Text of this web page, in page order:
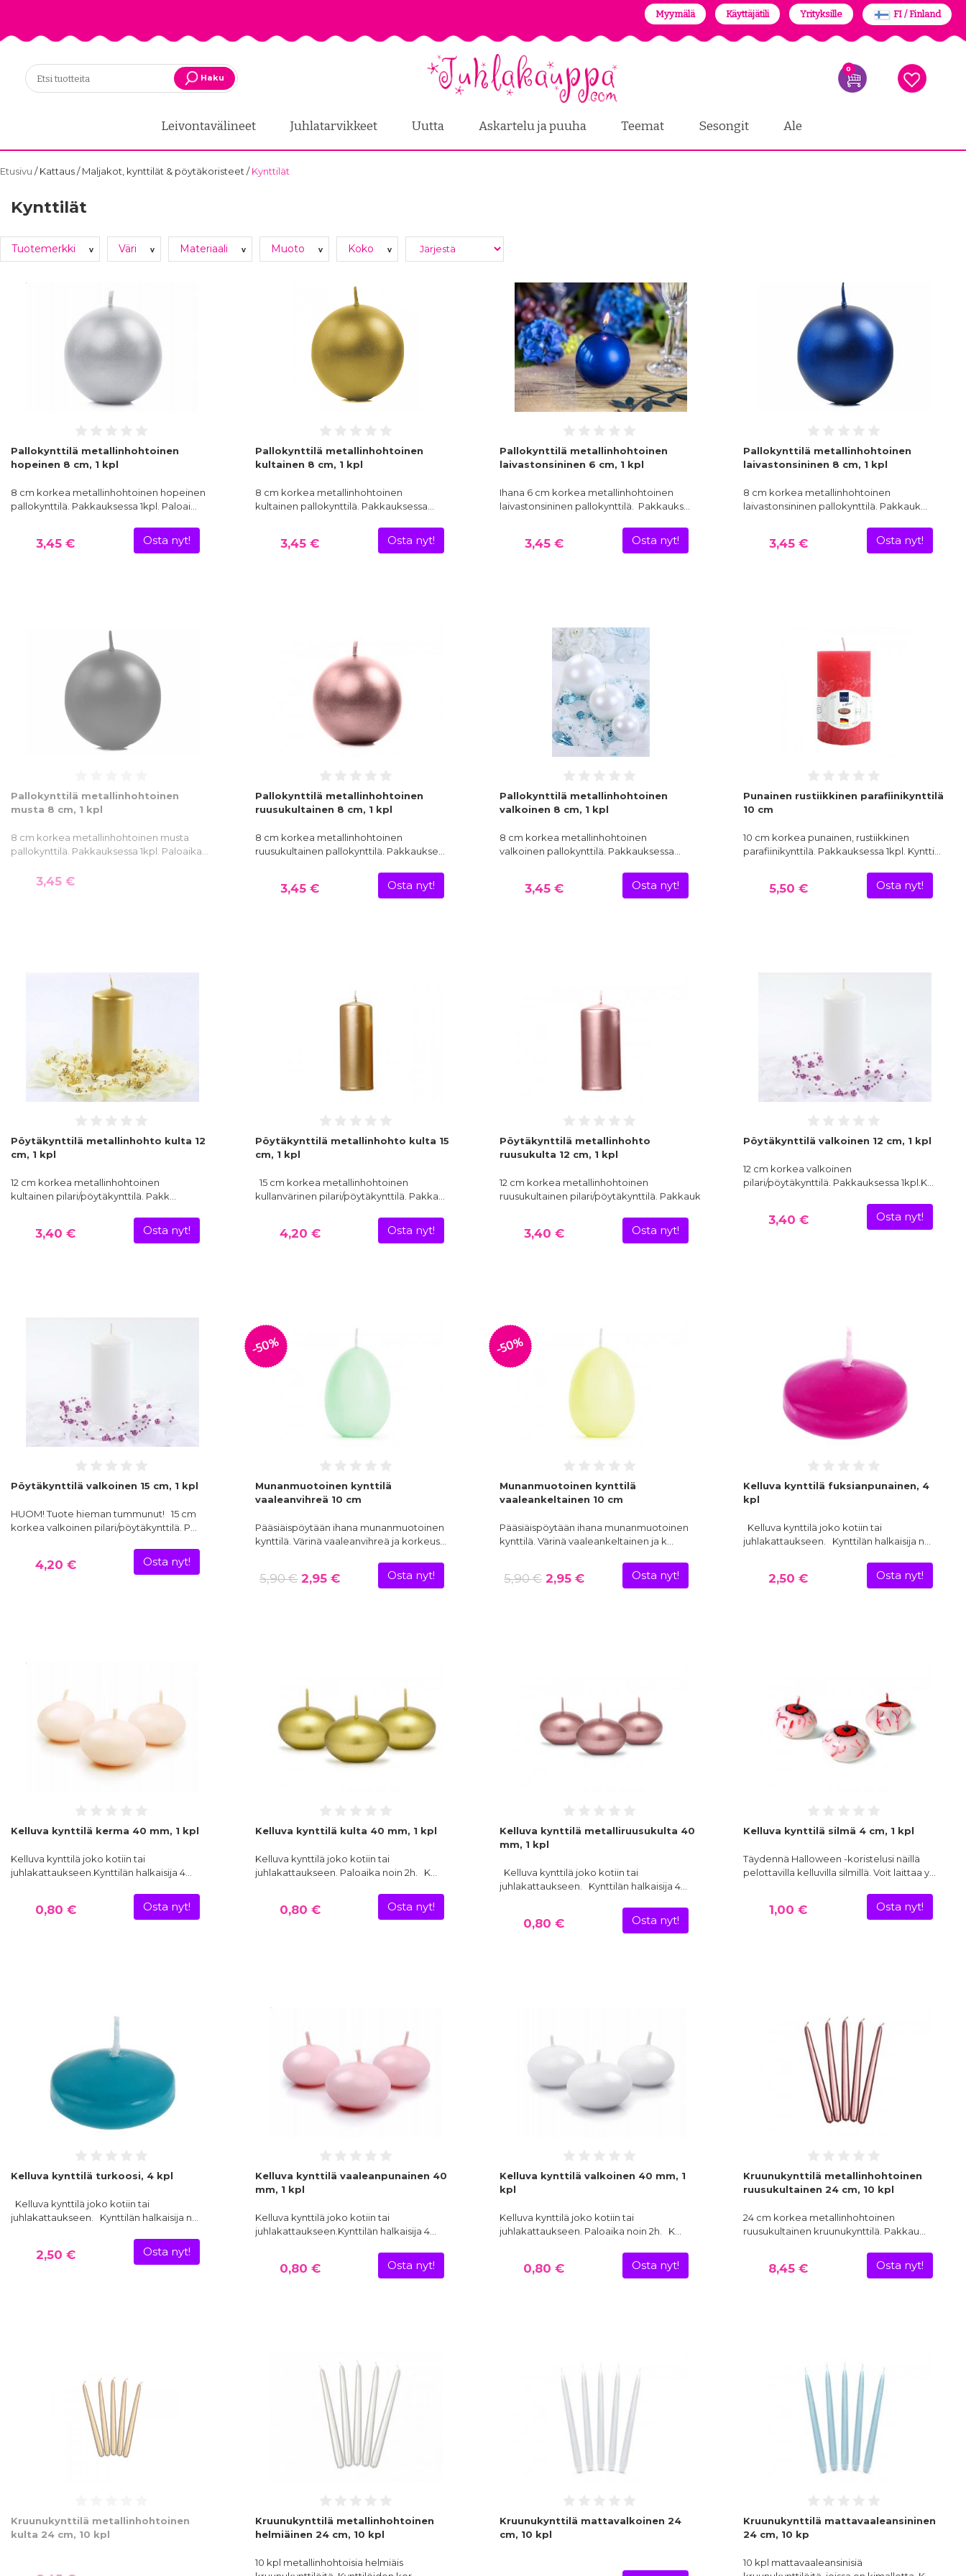
Myymälä Käyttäjätili Yrityksille FI / Finland
Haku
0
Leivontavälineet Juhlatarvikkeet Uutta Askartelu ja puuha Teemat Sesongit Ale
Etusivu /Kattaus/Maljakot, kynttilät & pöytäkoristeet /Kynttilät
Kynttilät
Tuotemerkki v Väri v Materiaali v Muoto v Koko v
Pallokynttilä metallinhohtoinen
hopeinen 8 cm, 1 kpl
8 cm korkea metallinhohtoinen hopeinen
pallokynttilä. Pakkauksessa 1kpl. Paloai…
3,45 € Osta nyt!
Pallokynttilä metallinhohtoinen
kultainen 8 cm, 1 kpl
8 cm korkea metallinhohtoinen
kultainen pallokynttilä. Pakkauksessa…
3,45 € Osta nyt!
Pallokynttilä metallinhohtoinen
laivastonsininen 6 cm, 1 kpl
Ihana 6 cm korkea metallinhohtoinen
laivastonsininen pallokynttilä. Pakkauks…
3,45 € Osta nyt!
Pallokynttilä metallinhohtoinen
laivastonsininen 8 cm, 1 kpl
8 cm korkea metallinhohtoinen
laivastonsininen pallokynttilä. Pakkauk…
3,45 € Osta nyt!
Pallokynttilä metallinhohtoinen
musta 8 cm, 1 kpl
8 cm korkea metallinhohtoinen musta
pallokynttilä. Pakkauksessa 1kpl. Paloaika…
3,45 €
Pallokynttilä metallinhohtoinen
ruusukultainen 8 cm, 1 kpl
8 cm korkea metallinhohtoinen
ruusukultainen pallokynttilä. Pakkaukse…
3,45 € Osta nyt!
Pallokynttilä metallinhohtoinen
valkoinen 8 cm, 1 kpl
8 cm korkea metallinhohtoinen
valkoinen pallokynttilä. Pakkauksessa…
3,45 € Osta nyt!
Punainen rustiikkinen parafiinikynttilä
10 cm
10 cm korkea punainen, rustiikkinen
parafiinikynttilä. Pakkauksessa 1kpl. Kyntti…
5,50 € Osta nyt!
Pöytäkynttilä metallinhohto kulta 12
cm, 1 kpl
12 cm korkea metallinhohtoinen
kultainen pilari/pöytäkynttilä. Pakk…
3,40 € Osta nyt!
Pöytäkynttilä metallinhohto kulta 15
cm, 1 kpl
15 cm korkea metallinhohtoinen
kullanvärinen pilari/pöytäkynttilä. Pakka…
4,20 € Osta nyt!
Pöytäkynttilä metallinhohto
ruusukulta 12 cm, 1 kpl
12 cm korkea metallinhohtoinen
ruusukultainen pilari/pöytäkynttilä. Pakkauksess…
3,40 € Osta nyt!
Pöytäkynttilä valkoinen 12 cm, 1 kpl
12 cm korkea valkoinen
pilari/pöytäkynttilä. Pakkauksessa 1kpl.K…
3,40 € Osta nyt!
Pöytäkynttilä valkoinen 15 cm, 1 kpl
HUOM! Tuote hieman tummunut! 15 cm
korkea valkoinen pilari/pöytäkynttilä. P…
4,20 € Osta nyt!
-50%
Munanmuotoinen kynttilä
vaaleanvihreä 10 cm
Pääsiäispöytään ihana munanmuotoinen
kynttilä. Värinä vaaleanvihreä ja korkeus…
5,90 € 2,95 € Osta nyt!
-50%
Munanmuotoinen kynttilä
vaaleankeltainen 10 cm
Pääsiäispöytään ihana munanmuotoinen
kynttilä. Värinä vaaleankeltainen ja k…
5,90 €2,95 € Osta nyt!
Kelluva kynttilä fuksianpunainen, 4
kpl
Kelluva kynttilä joko kotiin tai
juhlakattaukseen. Kynttilän halkaisija n…
2,50 € Osta nyt!
Kelluva kynttilä kerma 40 mm, 1 kpl
Kelluva kynttilä joko kotiin tai
juhlakattaukseen.Kynttilän halkaisija 4…
0,80 € Osta nyt!
Kelluva kynttilä kulta 40 mm, 1 kpl
Kelluva kynttilä joko kotiin tai
juhlakattaukseen. Paloaika noin 2h. K…
0,80 € Osta nyt!
Kelluva kynttilä metalliruusukulta 40
mm, 1 kpl
Kelluva kynttilä joko kotiin tai
juhlakattaukseen. Kynttilän halkaisija 4…
0,80 € Osta nyt!
Kelluva kynttilä silmä 4 cm, 1 kpl
Täydennä Halloween -koristelusi näillä
pelottavilla kelluvilla silmillä. Voit laittaa y…
1,00 € Osta nyt!
Kelluva kynttilä turkoosi, 4 kpl
Kelluva kynttilä joko kotiin tai
juhlakattaukseen. Kynttilän halkaisija n…
2,50 € Osta nyt!
Kelluva kynttilä vaaleanpunainen 40
mm, 1 kpl
Kelluva kynttilä joko kotiin tai
juhlakattaukseen.Kynttilän halkaisija 4…
0,80 € Osta nyt!
Kelluva kynttilä valkoinen 40 mm, 1
kpl
Kelluva kynttilä joko kotiin tai
juhlakattaukseen. Paloaika noin 2h. K…
0,80 € Osta nyt!
Kruunukynttilä metallinhohtoinen
ruusukultainen 24 cm, 10 kpl
24 cm korkea metallinhohtoinen
ruusukultainen kruunukynttilä. Pakkau…
8,45 € Osta nyt!
Kruunukynttilä metallinhohtoinen
kulta 24 cm, 10 kpl
Kruunukynttilä metallinhohtoinen
helmiäinen 24 cm, 10 kpl
10 kpl metallinhohtoisia helmiäis
Kruunukynttilä mattavalkoinen 24
cm, 10 kpl
Kruunukynttilä mattavaaleansininen
24 cm, 10 kp
10 kpl mattavaaleansinisiä